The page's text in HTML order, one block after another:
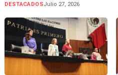
DESTACADOSJulio 27, 2026